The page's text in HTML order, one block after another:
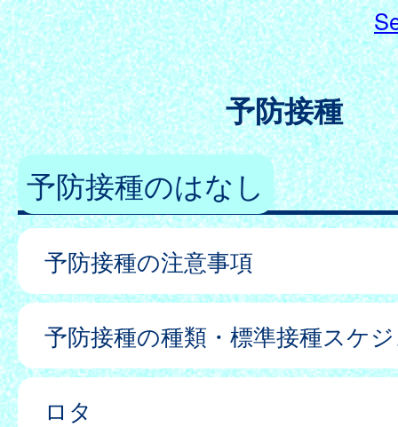
予防接種
予防接種のはなし
予防接種の注意事項
予防接種の種類・標準接種スケ
ロタ